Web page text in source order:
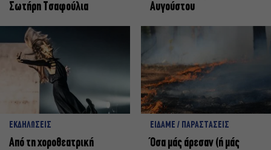
Σωτήρη Τσαφούλια
Αυγούστου
ΕΚΔΗΛΩΣΕΙΣ
Από τη χοροθεατρική
ΕΙΔΑΜΕ / ΠΑΡΑΣΤΑΣΕΙΣ
Όσα μάς άρεσαν (ή μάς